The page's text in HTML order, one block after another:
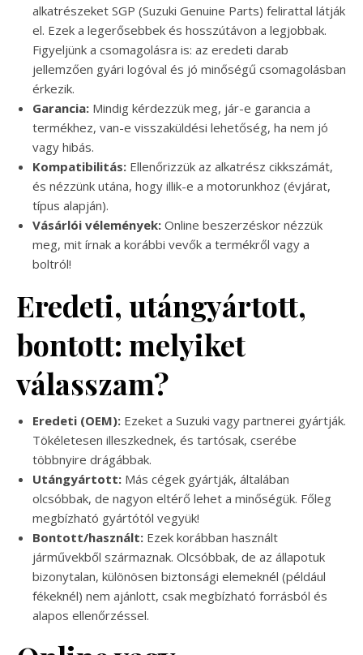
alkatrészeket SGP (Suzuki Genuine Parts) felirattal látják
el. Ezek a legerősebbek és hosszútávon a legjobbak.
Figyeljünk a csomagolásra is: az eredeti darab
jellemzően gyári logóval és jó minőségű csomagolásban
érkezik.
Garancia: Mindig kérdezzük meg, jár-e garancia a
termékhez, van-e visszaküldési lehetőség, ha nem jó
vagy hibás.
Kompatibilitás: Ellenőrizzük az alkatrész cikkszámát,
és nézzünk utána, hogy illik-e a motorunkhoz (évjárat,
típus alapján).
Vásárlói vélemények: Online beszerzéskor nézzük
meg, mit írnak a korábbi vevők a termékről vagy a
boltról!
Eredeti, utángyártott,
bontott: melyiket
válasszam?
Eredeti (OEM): Ezeket a Suzuki vagy partnerei gyártják.
Tökéletesen illeszkednek, és tartósak, cserébe
többnyire drágábbak.
Utángyártott: Más cégek gyártják, általában
olcsóbbak, de nagyon eltérő lehet a minőségük. Főleg
megbízható gyártótól vegyük!
Bontott/használt: Ezek korábban használt
járművekből származnak. Olcsóbbak, de az állapotuk
bizonytalan, különösen biztonsági elemeknél (például
fékeknél) nem ajánlott, csak megbízható forrásból és
alapos ellenőrzéssel.